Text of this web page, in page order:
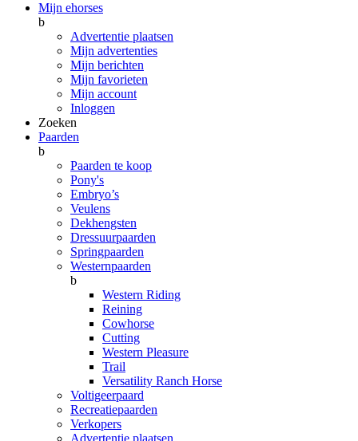
Mijn ehorses
b
Advertentie plaatsen
Mijn advertenties
Mijn berichten
Mijn favorieten
Mijn account
Inloggen
Zoeken
Paarden
b
Paarden te koop
Pony's
Embryo’s
Veulens
Dekhengsten
Dressuurpaarden
Springpaarden
Westernpaarden
b
Western Riding
Reining
Cowhorse
Cutting
Western Pleasure
Trail
Versatility Ranch Horse
Voltigeerpaard
Recreatiepaarden
Verkopers
Advertentie plaatsen